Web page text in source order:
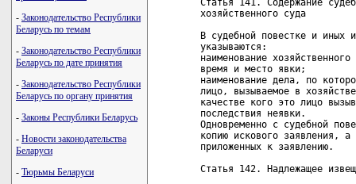
- Законодательство Республики
Беларусь по темам
- Законодательство Республики
Беларусь по дате принятия
- Законодательство Республики
Беларусь по органу принятия
- Законы Республики Беларусь
- Новости законодательства
Беларуси
- Тюрьмы Беларуси
хозяйственного суда
В судебной повестке и иных
указываются:
наименование
время и место явки;
наименование дела, по
лицо, вызываемое в
качестве кого это лицо
последствия неявки.
Одновременно с судебной
копию искового заявления,
приложенных к заявлению.
Статья 142. Надлежащее